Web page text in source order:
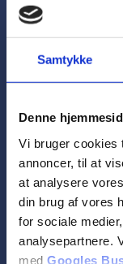
Samtykke
Denne
Vi bruger cookies
annoncer, til at
at analysere
din brug af vores
for sociale
analysepartnere.
med Googles